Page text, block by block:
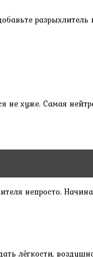
разрыхлитель
не хуже. Самая
непросто.
лёгкости,